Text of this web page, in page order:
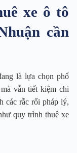
xe ô tô
cần
là lựa chọn phổ
vẫn tiết kiệm chi
các rắc rối pháp lý,
quy trình thuê xe